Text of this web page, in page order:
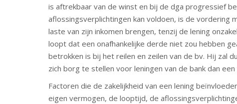
is aftrekbaar van de winst en bij de dga progressief
aflossingsverplichtingen kan voldoen, is de vordering
laste van zijn inkomen brengen, tenzij de lening
loopt dat een onafhankelijke derde niet zou hebben
betrokken is bij het reilen en zeilen van de bv. Hij zal
zich borg te stellen voor leningen van de bank dan
Factoren die de zakelijkheid van een lening
eigen vermogen, de looptijd, de